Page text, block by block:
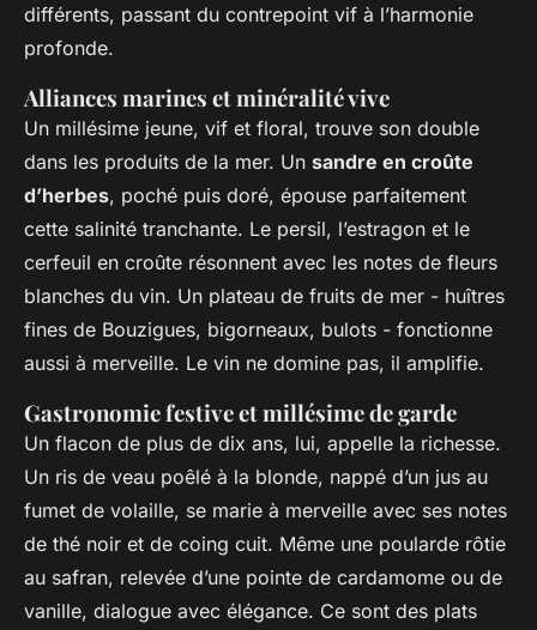
différents, passant du contrepoint vif à l’harmonie
profonde.
Alliances marines et minéralité vive
Un millésime jeune, vif et floral, trouve son double
dans les produits de la mer. Un sandre en croûte
d’herbes, poché puis doré, épouse parfaitement
cette salinité tranchante. Le persil, l’estragon et le
cerfeuil en croûte résonnent avec les notes de fleurs
blanches du vin. Un plateau de fruits de mer - huîtres
fines de Bouzigues, bigorneaux, bulots - fonctionne
aussi à merveille. Le vin ne domine pas, il amplifie.
Gastronomie festive et millésime de garde
Un flacon de plus de dix ans, lui, appelle la richesse.
Un ris de veau poêlé à la blonde, nappé d’un jus au
fumet de volaille, se marie à merveille avec ses notes
de thé noir et de coing cuit. Même une poularde rôtie
au safran, relevée d’une pointe de cardamome ou de
vanille, dialogue avec élégance. Ce sont des plats